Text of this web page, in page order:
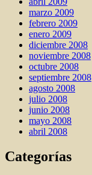
marzo 2009
febrero 2009
enero 2009
diciembre 2008
noviembre 2008
octubre 2008
septiembre 2008
agosto 2008
julio 2008
junio 2008
mayo 2008
abril 2008
Categorías